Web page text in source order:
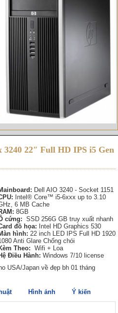
22″ Full HD IPS i5 Gen
Dell AIO 3240 - Socket 1151
Intel® Core™ i5-6xxx up to 3.10
6 MB Cache
8GB
cứng: SSD 256G GB truy xuất nhanh
đồ họa: Intel HD Graphics 530
hình: 22 inch LED IPS Full HD 1920
Anti Glare Chống chói
Theo: Wifi + Loa
Điều Hành: Windows 7/10 license
USA/Japan về đẹp bh 01 tháng
Hình ảnh Ý kiến